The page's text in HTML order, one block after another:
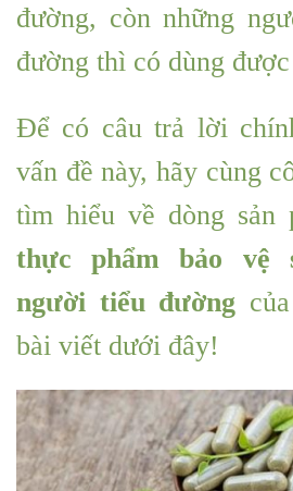
đường, còn những
đường thì có dùng
Để có câu trả lời
vấn đề này, hãy cùng
tìm hiểu về dòng sản
thực phẩm bảo vệ
người tiểu đường
bài viết dưới đây!